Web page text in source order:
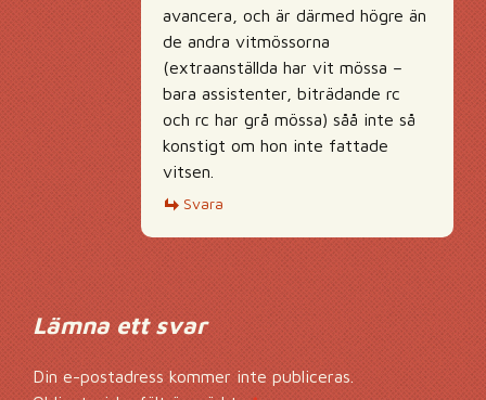
avancera, och är därmed högre än
de andra vitmössorna
(extraanställda har vit mössa –
bara assistenter, biträdande rc
och rc har grå mössa) såå inte så
konstigt om hon inte fattade
vitsen.
Svara
Lämna ett svar
Din e-postadress kommer inte publiceras.